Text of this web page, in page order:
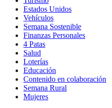
Estados Unidos
Vehículos
Semana Sostenible
Finanzas Personales
4 Patas
Salud
Loterías
Educación
Contenido en colaboración
Semana Rural
Mujeres